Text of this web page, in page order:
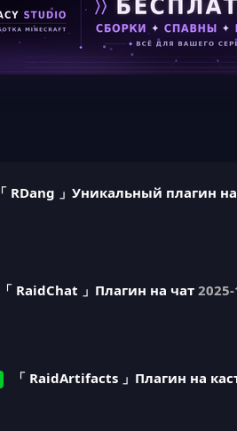
「 RDang 」Уникальный плагин
「 RaidChat 」Плагин на чат
「 RaidArtifacts 」Плагин на